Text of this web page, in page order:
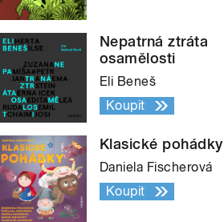
Nepatrná ztráta
osamělosti
Eli Beneš
Koupit
Klasické pohádky
Daniela Fischerová
Koupit